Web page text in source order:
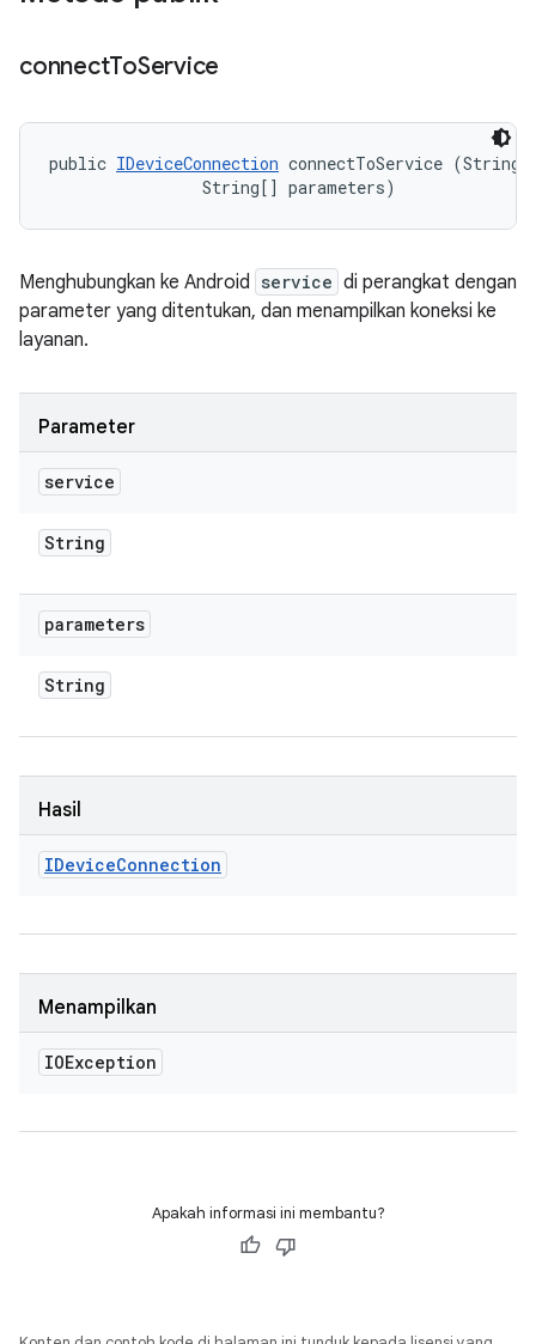
connectToService
public IDeviceConnection connectToService
                String[] parameters)
Menghubungkan ke Android service di perangkat dengan
parameter yang ditentukan, dan menampilkan koneksi ke
layanan.
Parameter
service
String
parameters
String
Hasil
IDeviceConnection
Menampilkan
IOException
Apakah informasi ini membantu?